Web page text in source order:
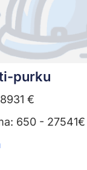
purku
€
650 - 27541€